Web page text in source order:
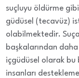
suçluyu öldürme
güdüsel (tecavüz)
olabilmektedir.
başkalarından
içgüdüsel olarak bu
insanları